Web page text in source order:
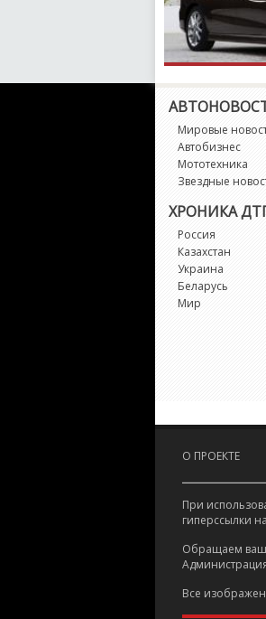
Мировые
Автобизнес
Мототехника
Звездные
ХРОНИКА
Россия
Казахстан
Украина
Беларусь
Мир
О ПРОЕКТЕ
При
гиперссылки
Обращаем
Все